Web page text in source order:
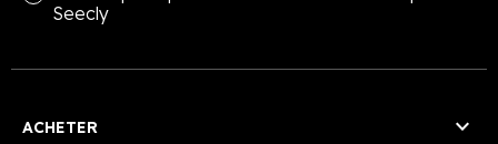
Seecly
ACHETER 